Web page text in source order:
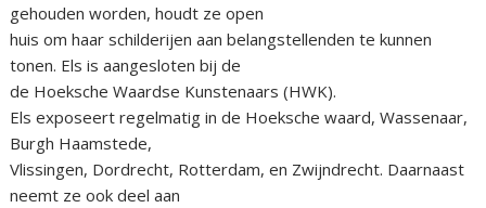
gehouden worden, houdt ze open
huis om haar schilderijen aan belangstellenden te kunnen
tonen. Els is aangesloten bij de
de Hoeksche Waardse Kunstenaars (HWK).
Els exposeert regelmatig in de Hoeksche waard, Wassenaar,
Burgh Haamstede,
Vlissingen, Dordrecht, Rotterdam, en Zwijndrecht. Daarnaast
neemt ze ook deel aan